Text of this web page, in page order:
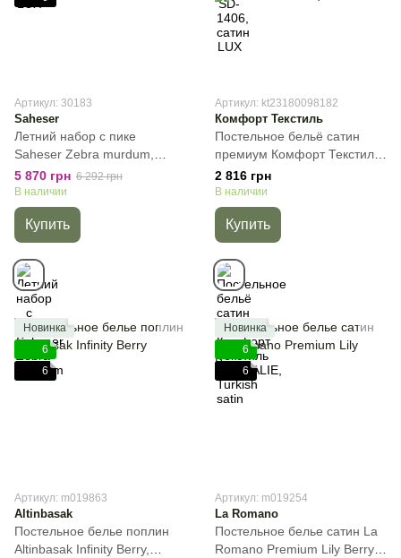
Артикул: 30183
Saheser
Летний набор с пике
Saheser Zebra murdum,
Лиловый, 50х70см (4шт),
Евро, 240х260 см, 240х260
см
5 870 грн 6 292 грн
В наличии
Купить
Артикул: kt23180098182
Комфорт Текстиль
Постельное бельё сатин
премиум Комфорт Текстиль
CAUDALIE, Turkish satin,
Лиловый, 50х70см (2шт),
Полуторный, 145х215 см,
145х220 см
2 816 грн
В наличии
Купить
Новинка
6
6
Артикул: m019863
Altinbasak
Постельное белье поплин
Altinbasak Infinity Berry,
Новинка
6
6
Артикул: m019254
La Romano
Постельное белье сатин La
Romano Premium Lily Berry,